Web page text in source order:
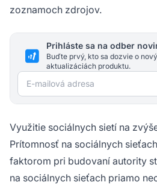
zoznamoch zdrojov.
Prihláste sa na odber
Buďte prvý, kto sa dozvie o
aktualizáciách produktu.
E-mailová adresa
Využitie sociálnych sietí na
Prítomnosť na sociálnych
faktorom pri budovaní autority
na sociálnych sieťach priamo